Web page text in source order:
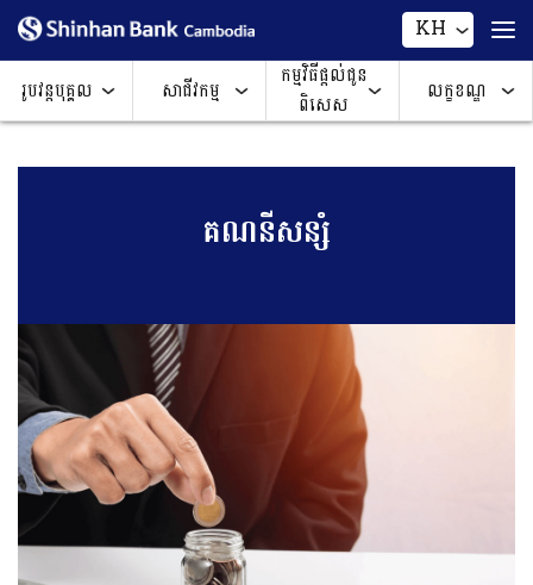
KH
រូបវន្តបុគ្គល សាជីវកម្ម
កម្មវិធីផ្តល់ជូន
ពិសេស
លក្ខខណ្ឌ
គណនីសន្សំ